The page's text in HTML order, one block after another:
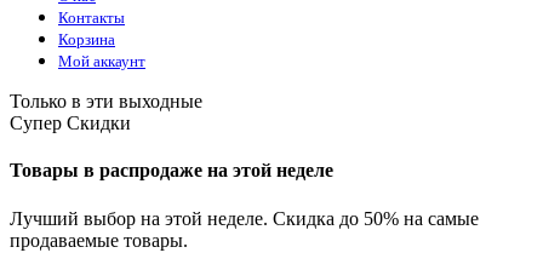
Контакты
Корзина
Мой аккаунт
Только в эти выходные
Супер Скидки
Товары в распродаже на этой неделе
Лучший выбор на этой неделе. Скидка до 50% на самые
продаваемые товары.